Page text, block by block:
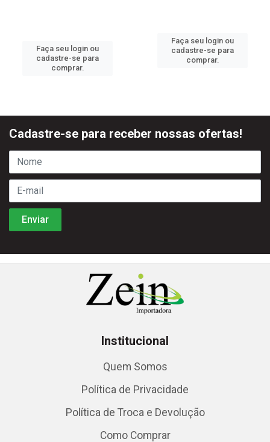
Faça seu login ou
cadastre-se para
comprar.
Faça seu login ou
cadastre-se para
comprar.
Cadastre-se para receber nossas ofertas!
Institucional
Quem Somos
Política de Privacidade
Política de Troca e Devolução
Como Comprar